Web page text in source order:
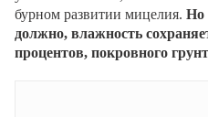
бурном развитии мицелия. Но
должно, влажность
процентов, покровного